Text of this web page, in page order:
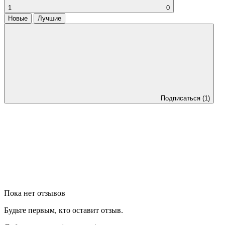
1
0
Новые
Лучшие
Подписаться (1)
Пока нет отзывов
Будьте первым, кто оставит отзыв.